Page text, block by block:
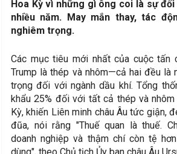
Hoa Kỳ vì những gì ông coi là sự
nhiều năm. May mắn thay, tác
nghiêm trọng.
Các mục tiêu mới nhất của cuộc tấn
Trump là thép và nhôm—cả hai đều là
trọng đối với ngành dầu khí. Tổng
khẩu 25% đối với tất cả thép và
Kỳ, khiến Liên minh châu Âu tức giận,
đũa, nói rằng "Thuế quan là thuế.
doanh nghiệp và thậm chí còn tệ